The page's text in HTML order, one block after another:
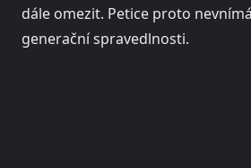
dále omezit. Petice proto
generační spravedlnosti.